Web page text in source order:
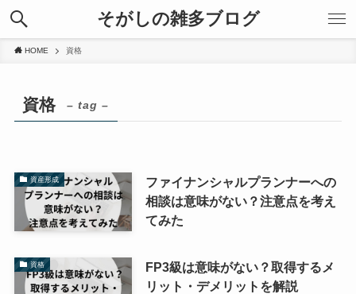
そがしの雑多ブログ
HOME 資格
資格 – tag –
資産形成
ファイナンシャルプランナーへの
相談は意味がない？注意点を考え
てみた
資格
FP3級は意味がない？取得するメ
リット・デメリットを解説